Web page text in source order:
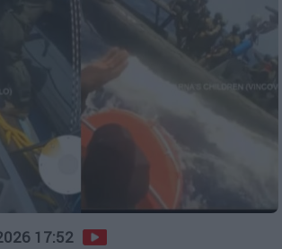
17:52